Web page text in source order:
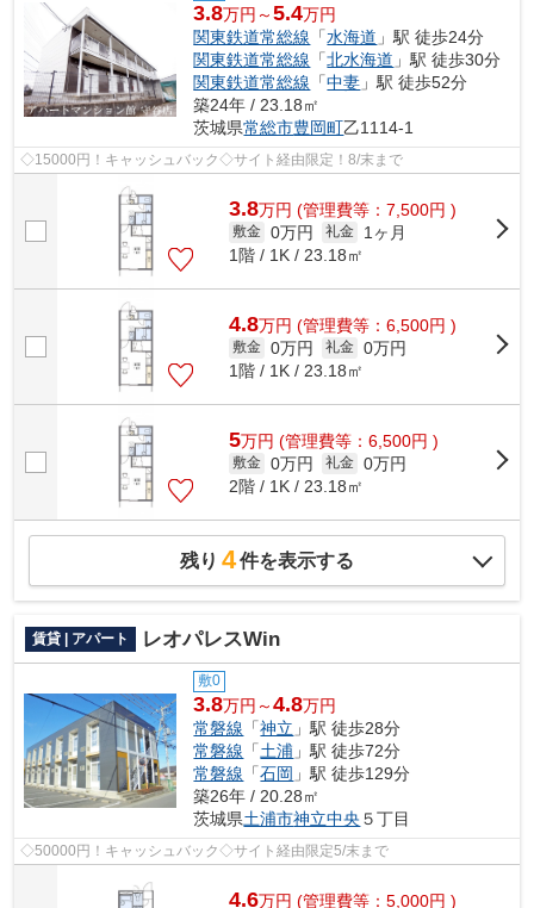
3.8万円～5.4万円
関東鉄道常総線 「水海道 」駅 徒歩24分
関東鉄道常総線 「北水海道 」駅 徒歩30分
関東鉄道常総線 「中妻 」駅 徒歩52分
築24年 / 23.18㎡
茨城県常総市豊岡町乙1114-1
◇15000円！キャッシュバック◇サイト経由限定！8/末まで
3.8万円 (管理費等：7,500円 )
敷金 0万円 礼金
1ヶ月
1階 / 1K / 23.18㎡
4.8万円 (管理費等：6,500円 )
敷金 0万円 礼金 0万円
1階 / 1K / 23.18㎡
5万円 (管理費等：6,500円 )
敷金 0万円 礼金 0万円
2階 / 1K / 23.18㎡
残り 4件を表示する
賃貸 | アパート レオパレスWin
敷0
3.8万円～4.8万円
常磐線 「神立 」駅 徒歩28分
常磐線 「土浦 」駅 徒歩72分
常磐線 「石岡 」駅 徒歩129分
築26年 / 20.28㎡
茨城県土浦市神立中央 ５丁目
◇50000円！キャッシュバック◇サイト経由限定5/末まで
4.6万円 (管理費等：5,000円 )